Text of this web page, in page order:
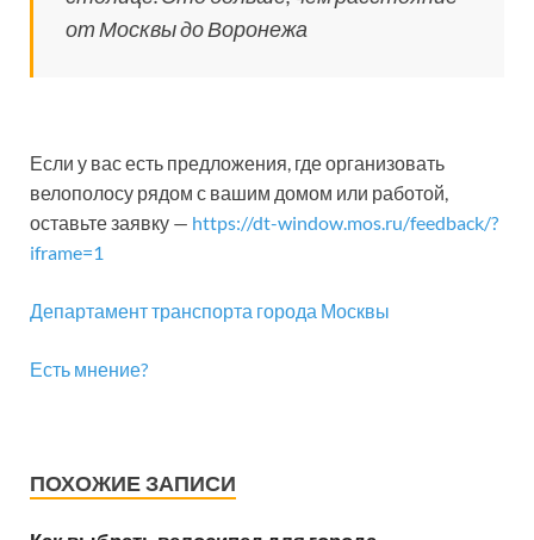
от Москвы до Воронежа
Если у вас есть предложения, где организовать
велополосу рядом с вашим домом или работой,
оставьте заявку — https://dt-window.mos.ru/feedback/?
iframe=1
Департамент транспорта города Москвы
Есть мнение?
ПОХОЖИЕ ЗАПИСИ